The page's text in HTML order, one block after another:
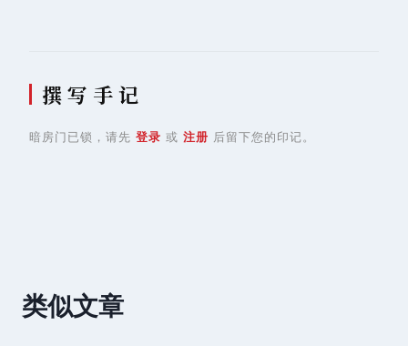
撰 写 手 记
暗房门已锁，请先 登录 或 注册 后留下您的印记。
类似文章